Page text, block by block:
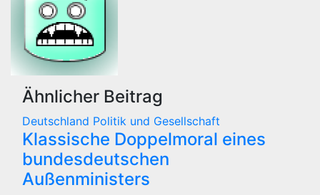
Ähnlicher Beitrag
Deutschland Politik und Gesellschaft
Klassische Doppelmoral eines
bundesdeutschen
Außenministers